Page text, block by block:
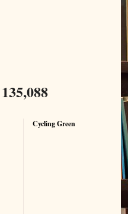
135,088
Cycling Green